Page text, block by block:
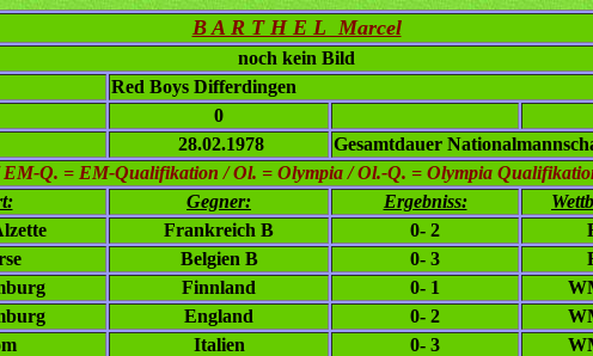
B A R T H E L Marcel
noch kein Bild
Red Boys Differdingen
0
28.02.1978 Gesamtdauer
Q. = EM-Qualifikation / Ol. = Olympia / Ol.-Q. = Olympia
Gegner: Ergebniss:
Frankreich B 0- 2
Belgien B 0- 3
Finnland 0- 1
England 0- 2
Italien 0- 3